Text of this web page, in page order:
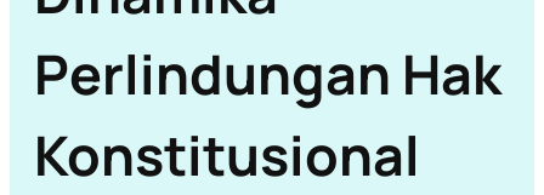
Perlindungan Hak
Konstitusional